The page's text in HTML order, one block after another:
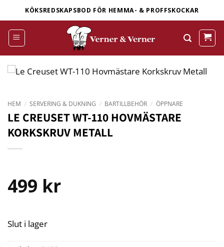
to
content
KÖKSREDSKAPSBOD FÖR HEMMA- & PROFFSKOCKAR
HEM / SERVERING & DUKNING / BARTILLBEHÖR / ÖPPNARE
LE CREUSET WT-110 HOVMÄSTARE
KORKSKRUV METALL
499 kr
Slut i lager